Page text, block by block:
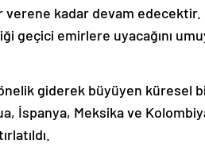
verene kadar devam
geçici emirlere uyacağını
giderek büyüyen küresel
İspanya, Meksika ve